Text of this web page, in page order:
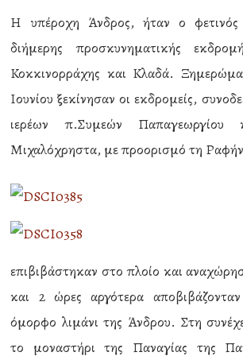
Η υπέροχη Άνδρος, ήταν ο φετινός
διήμερης προσκυνηματικής
Κοκκινορράχης και Κλαδά.
Ιουνίου ξεκίνησαν οι εκδρομείς,
ιερέων π.Συμεών Παπαγεωργίου
Μιχαλόχρηστα, με προορισμό τη
επιβιβάστηκαν στο πλοίο και
και 2 ώρες αργότερα
όμορφο λιμάνι της Άνδρου. Στη
το μοναστήρι της Παναγίας της